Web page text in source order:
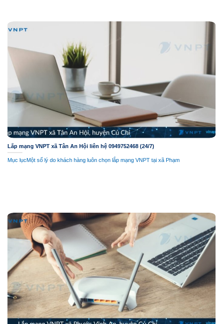
Lắp mạng VNPT xã Tân An Hội liên hệ 0949752468 (24/7)
Mục lụcMột số lý do khách hàng luôn chọn lắp mạng VNPT tại xã Phạm